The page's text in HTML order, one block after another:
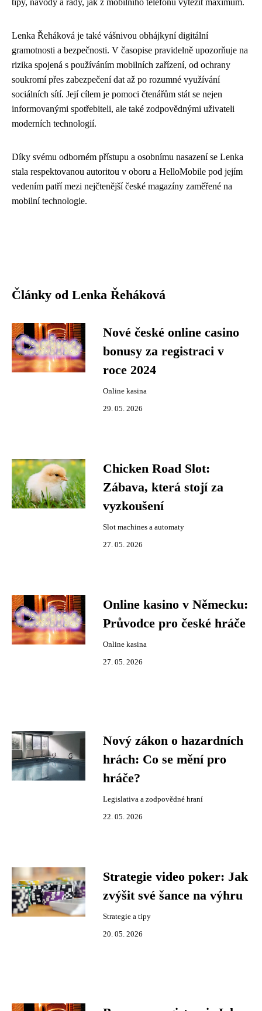
tipy, návody a rady, jak z mobilního telefonu vytěžit maximum.
Lenka Řeháková je také vášnivou obhájkyní digitální
gramotnosti a bezpečnosti. V časopise pravidelně upozorňuje na
rizika spojená s používáním mobilních zařízení, od ochrany
soukromí přes zabezpečení dat až po rozumné využívání
sociálních sítí. Její cílem je pomoci čtenářům stát se nejen
informovanými spotřebiteli, ale také zodpovědnými uživateli
moderních technologií.
Díky svému odborném přístupu a osobnímu nasazení se Lenka
stala respektovanou autoritou v oboru a HelloMobile pod jejím
vedením patří mezi nejčtenější české magazíny zaměřené na
mobilní technologie.
Články od Lenka Řeháková
Nové české online casino
bonusy za registraci v
roce 2024
Online kasina
29. 05. 2026
Chicken Road Slot:
Zábava, která stojí za
vyzkoušení
Slot machines a automaty
27. 05. 2026
Online kasino v Německu:
Průvodce pro české hráče
Online kasina
27. 05. 2026
Nový zákon o hazardních
hrách: Co se mění pro
hráče?
Legislativa a zodpovědné hraní
22. 05. 2026
Strategie video poker: Jak
zvýšit své šance na výhru
Strategie a tipy
20. 05. 2026